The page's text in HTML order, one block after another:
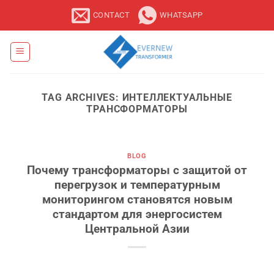
CONTACT WHATSAPP
TAG ARCHIVES: ИНТЕЛЛЕКТУАЛЬНЫЕ
ТРАНСФОРМАТОРЫ
BLOG
Почему трансформаторы с защитой от
перегрузок и температурным
мониторингом становятся новым
стандартом для энергосистем
Центральной Азии